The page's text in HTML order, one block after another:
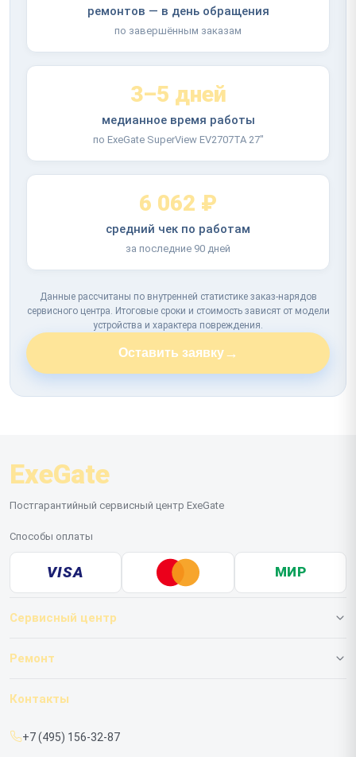
ремонтов — в день обращения
по завершённым заказам
3–5 дней
медианное время работы
по ExeGate SuperView EV2707TA 27"
6 062 ₽
средний чек по работам
за последние 90 дней
Данные рассчитаны по внутренней статистике заказ-нарядов
сервисного центра. Итоговые сроки и стоимость зависят от модели
устройства и характера повреждения.
Оставить заявку→
ExeGate
Постгарантийный сервисный центр ExeGate
Способы оплаты
VISA МИР
Сервисный центр
О нашем сервисе
Срочный ремонт
Ремонт
ИБП
Контакты
+7 (495) 156-32-87